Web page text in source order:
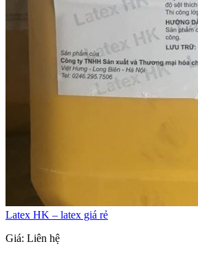
Latex HK – latex giá rẻ
Giá: Liên hệ